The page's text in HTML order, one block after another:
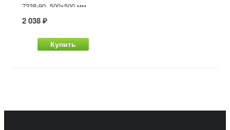
7338-90, 500x500 мм
2 038 ₽
Купить